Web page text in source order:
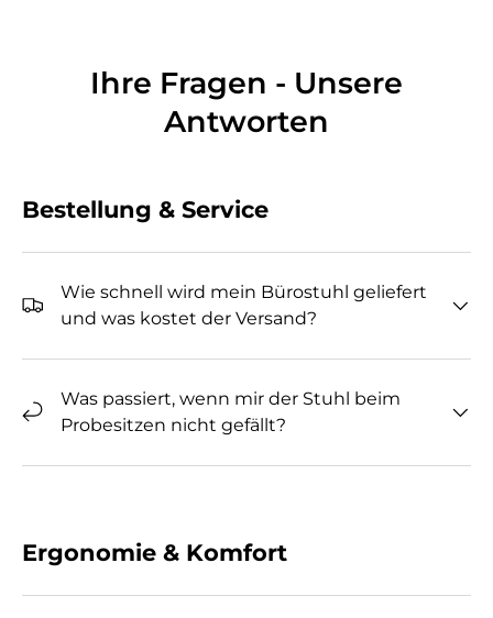
Ihre Fragen - Unsere
Antworten
Bestellung & Service
Wie schnell wird mein Bürostuhl geliefert
und was kostet der Versand?
Was passiert, wenn mir der Stuhl beim
Probesitzen nicht gefällt?
Ergonomie & Komfort